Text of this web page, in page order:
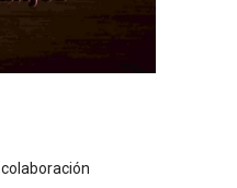
colaboración